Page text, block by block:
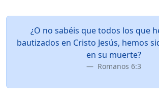
¿O no sabéis que todos los que
bautizados en Cristo Jesús, hemos
en su muerte?
Romanos 6:3